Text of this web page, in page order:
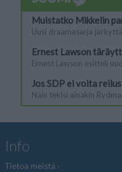
Info
Tietoa meistä